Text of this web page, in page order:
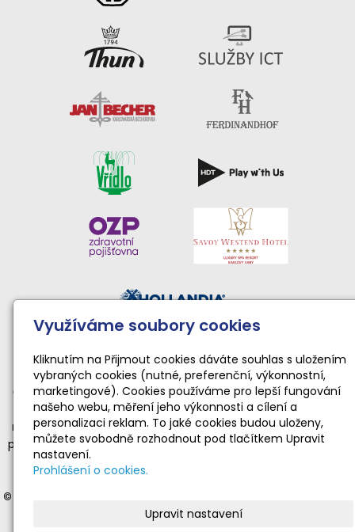
Národní sportovní agentura • Karlovarský kraj • Statutární
město Karlovy Vary
Činnost TopGym Karlovy Vary pro rok 2026 byla podpořena
dotací Národní sportovní agentury ve výši 169 100 Kč
na zabezpečení sportovní, tělovýchovné a organizační funkce
příjemce dotace realizující sportovní aktivity dětí a mládeže ve
věku od 4 do 19 let v souladu s platnými a registrovanými
© 2012-2025 Moderní gymnastika Karlovy Vary
vyhrazena | © Web vytvořil:Gitech|mail|adm
Využíváme soubory cookies
Kliknutím na Přijmout cookies dáváte souhlas s uložením
vybraných cookies (nutné, preferenční, výkonnostní,
marketingové). Cookies používáme pro lepší fungování
našeho webu, měření jeho výkonnosti a cílení a
personalizaci reklam. To jaké cookies budou uloženy,
můžete svobodně rozhodnout pod tlačítkem Upravit
nastavení.
Prohlášení o cookies.
Upravit nastavení